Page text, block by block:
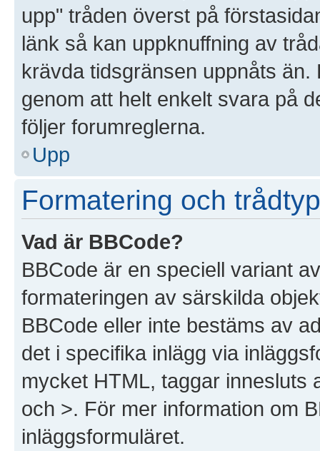
upp" tråden överst på
länk så kan uppknuffning av
krävda tidsgränsen uppnåts
genom att helt enkelt svara på
följer forumreglerna.
Upp
Formatering och
Vad är BBCode?
BBCode är en speciell variant
formateringen av särskilda
BBCode eller inte bestäms av
det i specifika inlägg via
mycket HTML, taggar innesluts
och >. För mer information om
inläggsformuläret.